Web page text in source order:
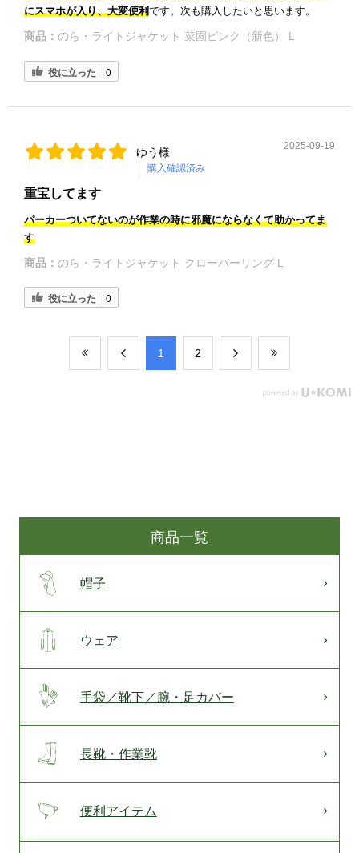
にスマホが入り、大変便利です。次も購入したいと思います。
商品： のら・ライトジャケット 菜園ピンク（新色） L
役に立った 0
ゆう様
購入確認済み
2025-09-19
重宝してます
パーカーついてないのが作業の時に邪魔にならなくて助かってま
す
商品： のら・ライトジャケット クローバーリング L
役に立った 0
​1 ​2
商品一覧
帽子
ウェア
手袋／靴下／腕・足カバー
長靴・作業靴
便利アイテム